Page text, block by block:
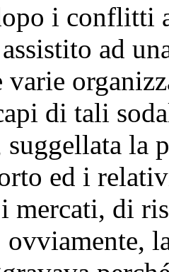
i conflitti
ad
varie
di tali
la
ed i
mercati, di
ovviamente,